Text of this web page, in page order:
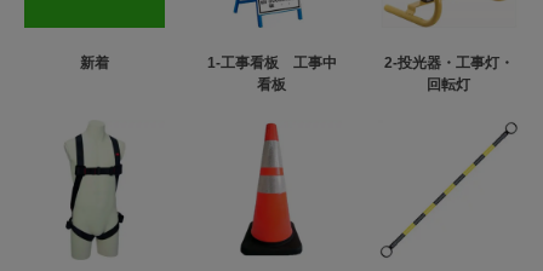
新着
1-工事看板 工事中
看板
2-投光器・工事灯・
回転灯